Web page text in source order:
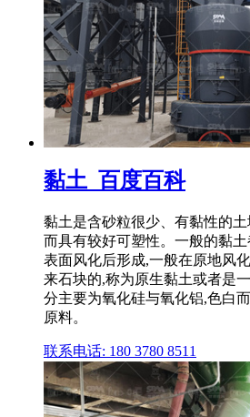
黏土_百度百科
黏土是含砂粒很少、有黏性的
而具有较好可塑性。一般的黏
表面风化后形成,一般在原地风
来石块的,称为原生黏土或者是
分主要为氧化硅与氧化铝,色白
原料。
联系电话: 180 3780 8511